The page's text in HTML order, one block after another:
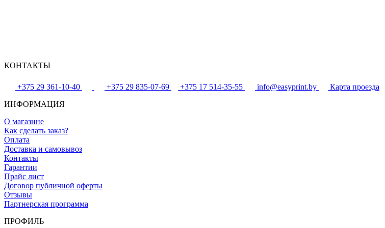
КОНТАКТЫ
+375 29 361-10-40 +375 29 835-07-69 +375 17 514-35-55 info@easyprint.by
Карта проезда
ИНФОРМАЦИЯ
О магазине
Как сделать заказ?
Оплата
Доставка и самовывоз
Контакты
Гарантии
Прайс лист
Договор публичной оферты
Отзывы
Партнерская программа
ПРОФИЛЬ